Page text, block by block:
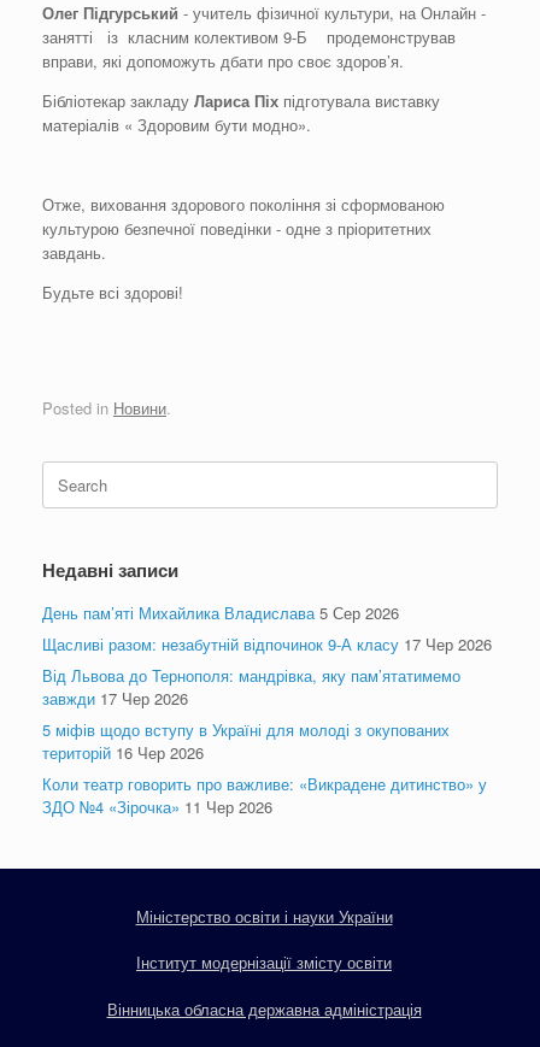
Олег Підгурський - учитель фізичної культури, на Онлайн -
занятті із класним колективом 9-Б продемонстрував
вправи, які допоможуть дбати про своє здоров’я.
Бібліотекар закладу Лариса Піх підготувала виставку
матеріалів « Здоровим бути модно».
Отже, виховання здорового покоління зі сформованою
культурою безпечної поведінки - одне з пріоритетних
завдань.
Будьте всі здорові!
Posted in Новини.
Search
for:
Недавні записи
День пам’яті Михайлика Владислава 5 Сер 2026
Щасливі разом: незабутній відпочинок 9-А класу 17 Чер 2026
Від Львова до Тернополя: мандрівка, яку пам’ятатимемо
завжди 17 Чер 2026
5 міфів щодо вступу в Україні для молоді з окупованих
територій 16 Чер 2026
Коли театр говорить про важливе: «Викрадене дитинство» у
ЗДО №4 «Зірочка» 11 Чер 2026
Міністерство освіти і науки України
Інститут модернізації змісту освіти
Вінницька обласна державна адміністрація